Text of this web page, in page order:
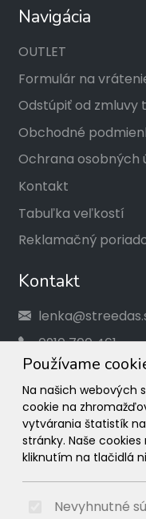
Používame
Na našich webových
cookie na
vytvárania štatistík
stránky. Naše
kliknutím na tlačidlá
Nevyhnutné
Navigácia
OUTLET
Formulár na
Odstúpiť od zmluvy
Obchodné
Ochrana osobných
Kontakt
Tabuľka veľkostí
Reklamačný
Kontakt
0910 700 461
Social
Facebook
Instagram
© 2026 Arrabella